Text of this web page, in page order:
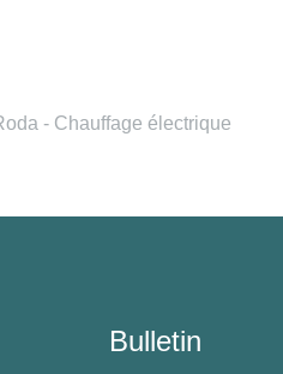
- Chauffage électrique
Bulletin